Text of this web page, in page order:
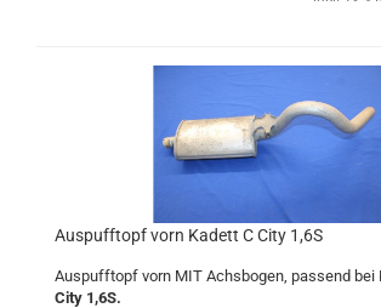
Auspufftopf vorn Kadett C City 1,6S
Auspufftopf vorn MIT Achsbogen, passend bei
City 1,6S.